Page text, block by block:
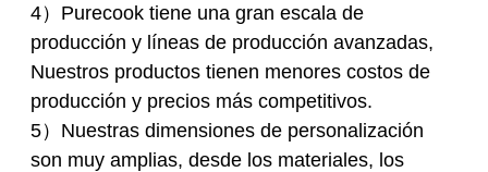
4）Purecook tiene una gran escala de
producción y líneas de producción avanzadas,
Nuestros productos tienen menores costos de
producción y precios más competitivos.
5）Nuestras dimensiones de personalización
son muy amplias, desde los materiales, los